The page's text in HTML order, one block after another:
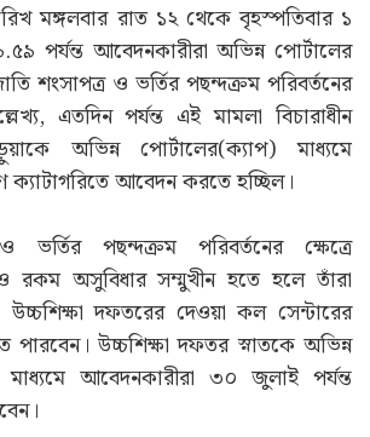
মঙ্গলবার রাত ১২ থেকে বৃহস্পতিবার ১
পর্যন্ত আবেদনকারীরা অভিন্ন পোর্টালের
শংসাপত্র ও ভর্তির পছন্দক্রম পরিবর্তনের
এতদিন পর্যন্ত এই মামলা বিচারাধীন
অভিন্ন পোর্টালের(ক্যাপ) মাধ্যমে
ক্যাটাগরিতে আবেদন করতে হচ্ছিল।
পছন্দক্রম পরিবর্তনের ক্ষেত্রে
রকম অসুবিধার সম্মুখীন হতে হলে তাঁরা
উচ্চশিক্ষা দফতরের দেওয়া কল সেন্টারের
পারবেন। উচ্চশিক্ষা দফতর স্নাতকে অভিন্ন
আবেদনকারীরা ৩০ জুলাই পর্যন্ত